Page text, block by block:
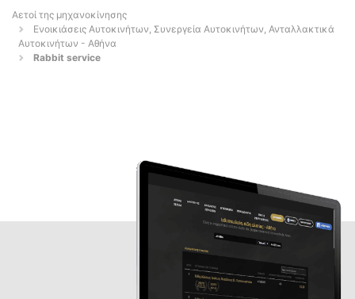
Αετοί της μηχανοκίνησης
Ενοικιάσεις Αυτοκινήτων, Συνεργεία Αυτοκινήτων, Ανταλλακτικά
Αυτοκινήτων - Αθήνα
Rabbit service